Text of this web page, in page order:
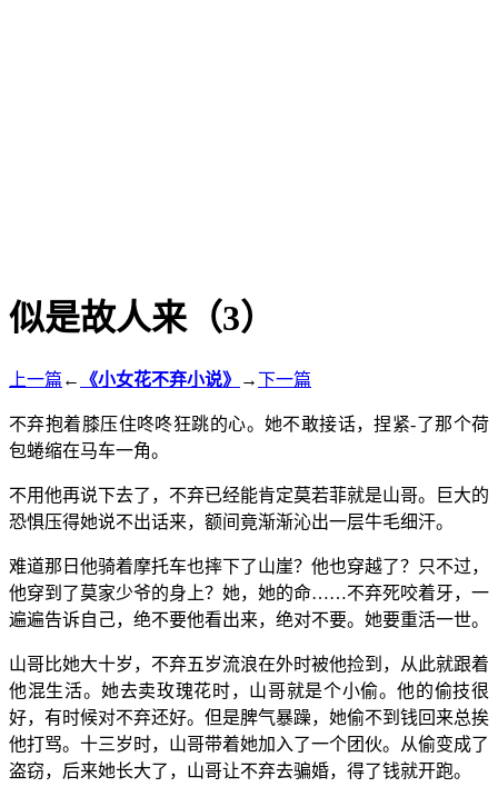
似是故人来（3）
上一篇 ← 《小女花不弃小说》 →下一篇
不弃抱着膝压住咚咚狂跳的心。她不敢接话，捏紧-了那个荷
包蜷缩在马车一角。
不用他再说下去了，不弃已经能肯定莫若菲就是山哥。巨大的
恐惧压得她说不出话来，额间竟渐渐沁出一层牛毛细汗。
难道那日他骑着摩托车也摔下了山崖？他也穿越了？只不过，
他穿到了莫家少爷的身上？她，她的命……不弃死咬着牙，一
遍遍告诉自己，绝不要他看出来，绝对不要。她要重活一世。
山哥比她大十岁，不弃五岁流浪在外时被他捡到，从此就跟着
他混生活。她去卖玫瑰花时，山哥就是个小偷。他的偷技很
好，有时候对不弃还好。但是脾气暴躁，她偷不到钱回来总挨
他打骂。十三岁时，山哥带着她加入了一个团伙。从偷变成了
盗窃，后来她长大了，山哥让不弃去骗婚，得了钱就开跑。